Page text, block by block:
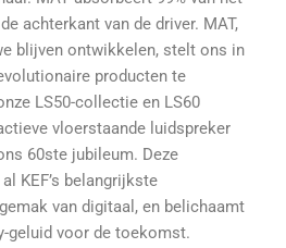
achterkant van de driver. MAT,
blijven ontwikkelen, stelt ons in
producten te
LS50-collectie en LS60
vloerstaande luidspreker
60ste jubileum. Deze
KEF’s belangrijkste
van digitaal, en belichaamt
geluid voor de toekomst.